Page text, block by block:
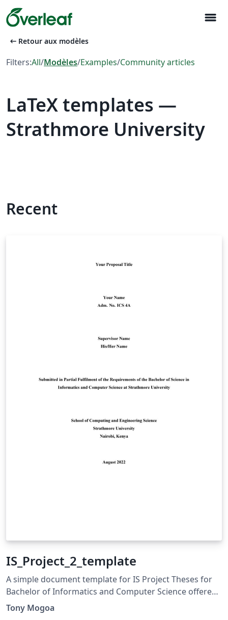
menu
arrow_left_alt Retour aux modèles
Filters:All/Modèles/Examples/Community articles
LaTeX templates —
Strathmore University
Recent
IS_Project_2_template
A simple document template for IS Project Theses for
Bachelor of Informatics and Computer Science offered
at Strathmore University.
Tony Mogoa